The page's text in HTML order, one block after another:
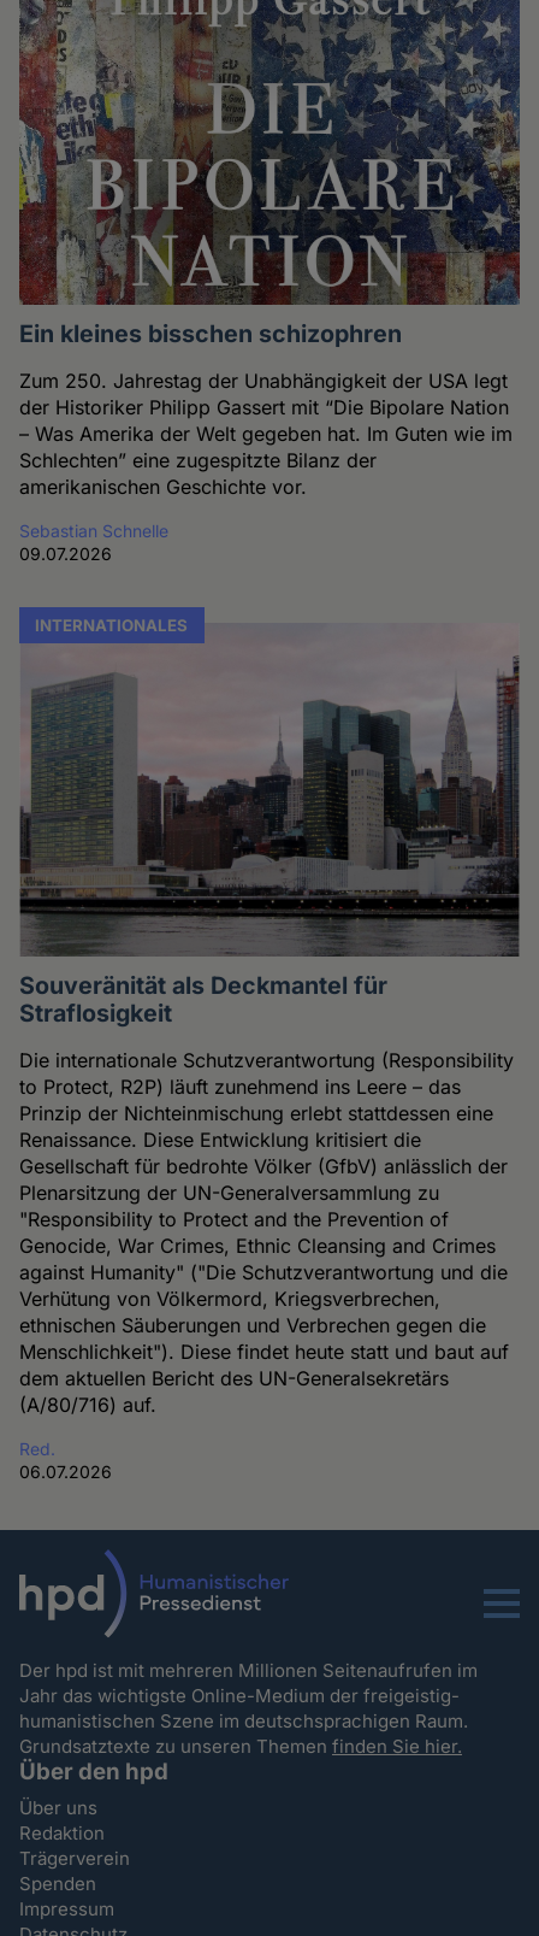
Ein kleines bisschen schizophren
Zum 250. Jahrestag der Unabhängigkeit der USA legt
der Historiker Philipp Gassert mit “Die Bipolare Nation
– Was Amerika der Welt gegeben hat. Im Guten wie im
Schlechten” eine zugespitzte Bilanz der
amerikanischen Geschichte vor.
Sebastian Schnelle
09.07.2026
INTERNATIONALES
Souveränität als Deckmantel für
Straflosigkeit
Die internationale Schutzverantwortung (Responsibility
to Protect, R2P) läuft zunehmend ins Leere – das
Prinzip der Nichteinmischung erlebt stattdessen eine
Renaissance. Diese Entwicklung kritisiert die
Gesellschaft für bedrohte Völker (GfbV) anlässlich der
Plenarsitzung der UN-Generalversammlung zu
"Responsibility to Protect and the Prevention of
Genocide, War Crimes, Ethnic Cleansing and Crimes
against Humanity" ("Die Schutzverantwortung und die
Verhütung von Völkermord, Kriegsverbrechen,
ethnischen Säuberungen und Verbrechen gegen die
Menschlichkeit"). Diese findet heute statt und baut auf
dem aktuellen Bericht des UN-Generalsekretärs
(A/80/716) auf.
Red.
06.07.2026
Menu
Der hpd ist mit mehreren Millionen Seitenaufrufen im
Jahr das wichtigste Online-Medium der freigeistig-
humanistischen Szene im deutschsprachigen Raum.
Grundsatztexte zu unseren Themenfinden Sie hier.
Über den hpd
Über uns
Redaktion
Trägerverein
Spenden
Impressum